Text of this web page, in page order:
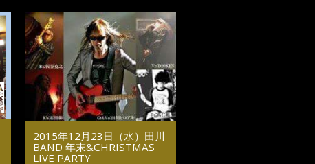
2015年12月23日（水）田川
BAND 年末&CHRISTMAS
LIVE PARTY